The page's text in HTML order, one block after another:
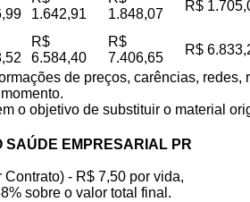
1.642,91
1.848,07
R$
R$
6.584,40
R$
7.406,65
R$
de preços, carências,
o objetivo de substituir o material
EMPRESARIAL PR
- R$ 7,50 por vida,
sobre o valor total final.